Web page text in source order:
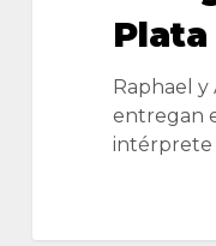
Plata
Raphael y
entregan
intérprete